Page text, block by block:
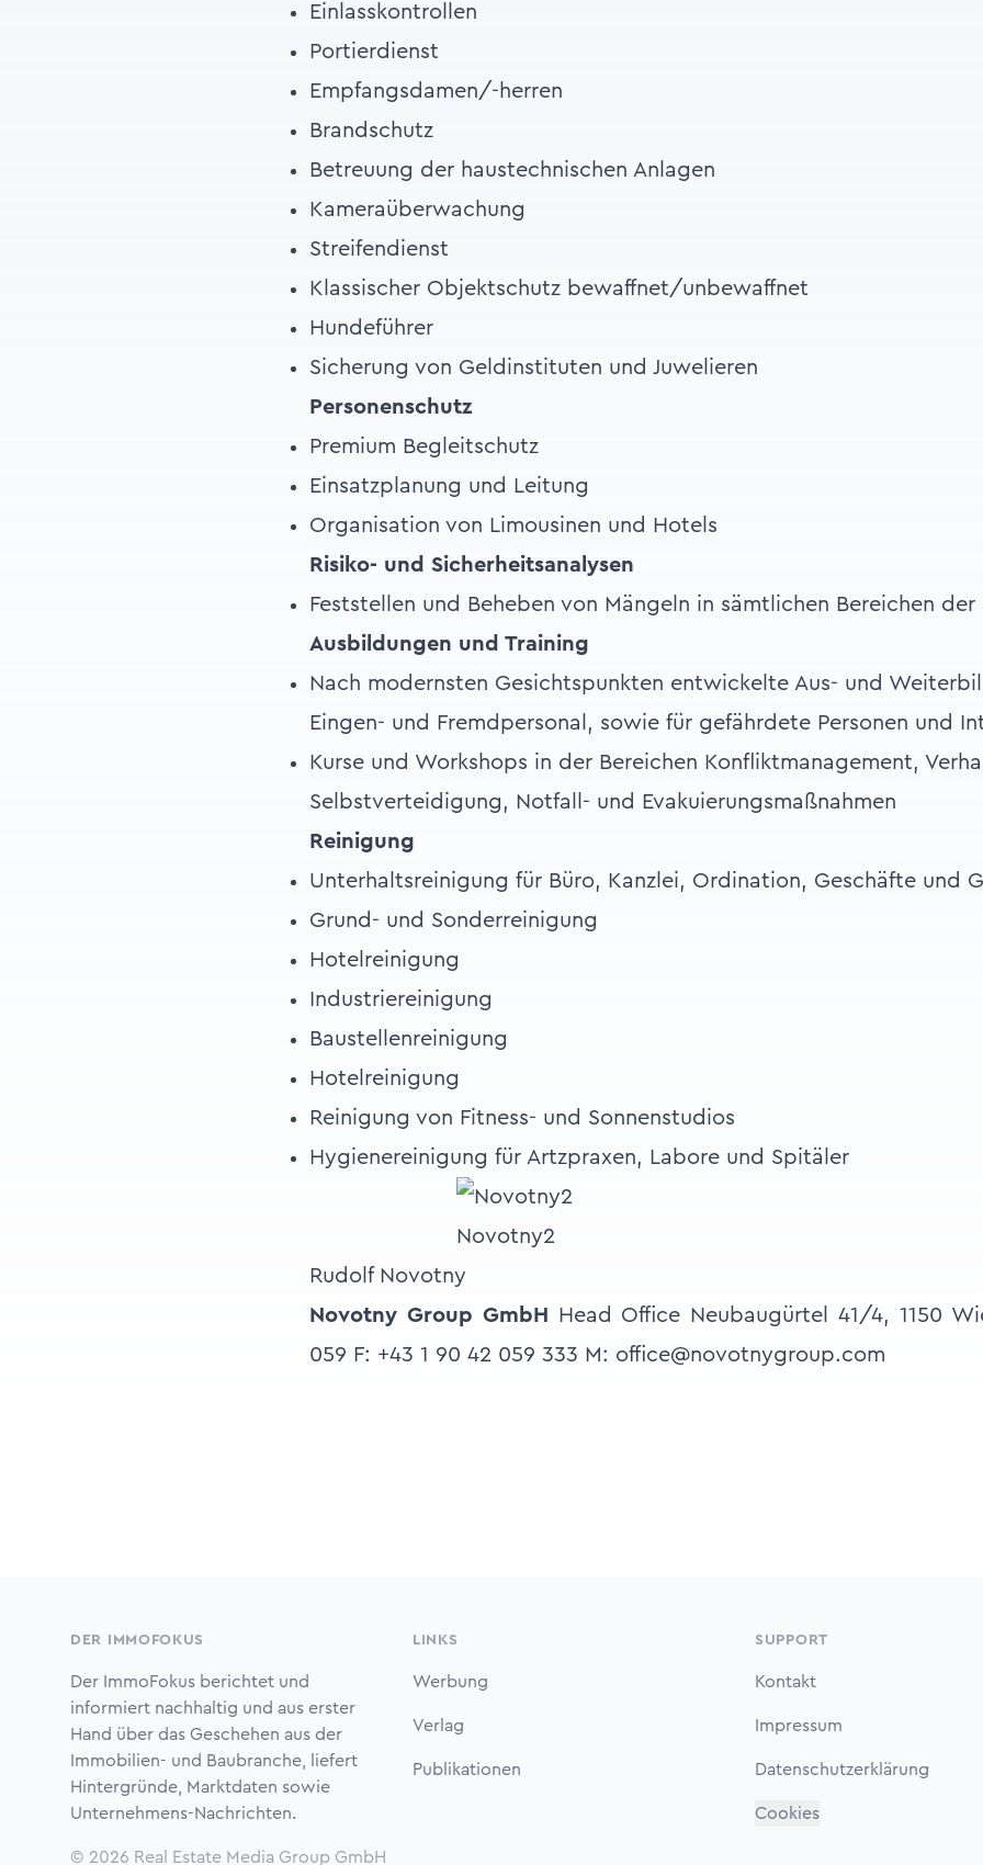
Einlasskontrollen
Portierdienst
Empfangsdamen/-herren
Brandschutz
Betreuung der haustechnischen Anlagen
Kameraüberwachung
Streifendienst
Klassischer Objektschutz bewaffnet/unbewaffnet
Hundeführer
Sicherung von Geldinstituten und Juwelieren
Personenschutz
Premium Begleitschutz
Einsatzplanung und Leitung
Organisation von Limousinen und Hotels
Risiko- und Sicherheitsanalysen
Feststellen und Beheben von Mängeln in sämtlichen Bereichen der
Ausbildungen und Training
Nach modernsten Gesichtspunkten entwickelte Aus- und
Eingen- und Fremdpersonal, sowie für gefährdete Personen und
Kurse und Workshops in der Bereichen Konfliktmanagement,
Selbstverteidigung, Notfall- und Evakuierungsmaßnahmen
Reinigung
Unterhaltsreinigung für Büro, Kanzlei, Ordination, Geschäfte und
Grund- und Sonderreinigung
Hotelreinigung
Industriereinigung
Baustellenreinigung
Hotelreinigung
Reinigung von Fitness- und Sonnenstudios
Hygienereinigung für Artzpraxen, Labore und Spitäler
Novotny2
Rudolf Novotny
Novotny Group GmbH
Head Office Neubaugürtel 41/4, 1150
059 F: +43 1 90 42 059 333 M: office@novotnygroup.com
DER IMMOFOKUS
Der ImmoFokus berichtet und
informiert nachhaltig und aus erster
Hand über das Geschehen aus der
Immobilien- und Baubranche, liefert
Hintergründe, Marktdaten sowie
Unternehmens-Nachrichten.
LINKS
Werbung
Verlag
Publikationen
SUPPORT
Kontakt
Impressum
Datenschutzerklärung
Cookies
© 2026 Real Estate Media Group GmbH